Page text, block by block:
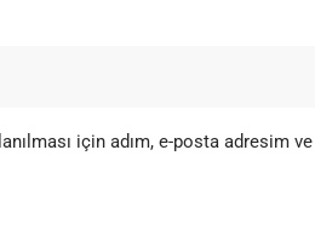
için adım, e-posta adresim